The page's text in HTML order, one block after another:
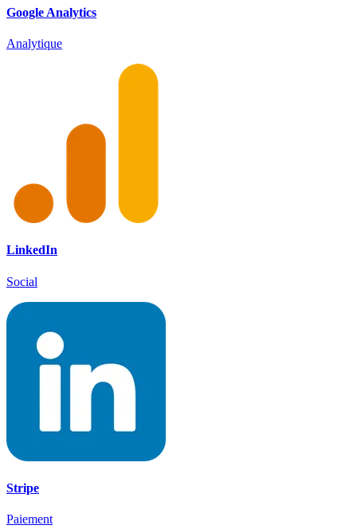
Google Analytics
Analytique
LinkedIn
Social
Stripe
Paiement